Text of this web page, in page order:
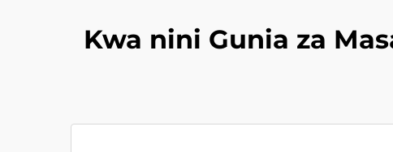
Kwa nini Gunia za